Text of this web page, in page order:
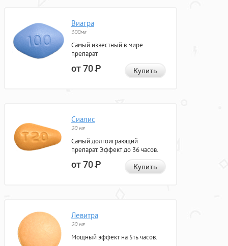
Виагра
100мг
Самый известный в мире
препарат
от 70Р Купить
Сиалис
20 мг
Самый долгоиграющий
препарат. Эффект до 36 часов.
от 70Р Купить
Левитра
20 мг
Мощный эффект на 5ть часов.